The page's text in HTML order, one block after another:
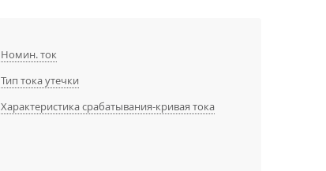
Номин. ток
Тип тока утечки
Характеристика срабатывания-кривая тока